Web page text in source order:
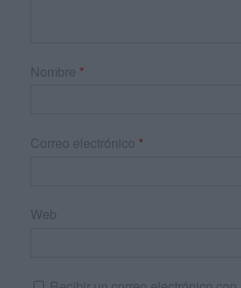
Nombre *
Correo electrónico *
Web